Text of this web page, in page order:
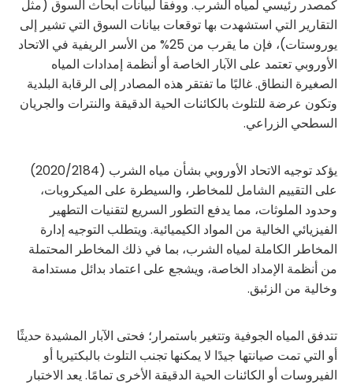
كمصدر رئيسي لمياه الشرب. ووفقاً لبيانات أبحاث السوق (مثل
التقارير التي استشهدت بها توقعات بيانات السوق التي تشير إلى
يوروستات)، فإن ما يقرب من 25% من الأسر الريفية في الاتحاد
الأوروبي تعتمد على الآبار الخاصة أو أنظمة إمدادات المياه
الصغيرة النطاق. غالبًا ما تفتقر هذه المصادر إلى الرقابة البلدية
وتكون عرضة للتلوث بالكائنات الحية الدقيقة والنترات والجريان
السطحي الزراعي.
يؤكد توجيه الاتحاد الأوروبي بشأن مياه الشرب (2020/2184)
على التقييم الشامل للمخاطر، والسيطرة على الميكروبات،
وحدود الملوثات، مما يدفع التطور السريع لتقنيات التطهير
الفيزيائي الخالية من المواد الكيميائية. ويتطلب التوجيه إدارة
المخاطر الكاملة لمياه الشرب، بما في ذلك المخاطر المحتملة
من أنظمة الإمداد الخاصة، ويشجع على اعتماد بدائل مستدامة
وخالية من الزئبق.
تتدفق المياه الجوفية وتتغير باستمرار؛ فحتى الآبار المشيدة حديثًا
أو التي تمت صيانتها جيدًا لا يمكنها تجنب التلوث بالبكتيريا أو
الفيروسات أو الكائنات الحية الدقيقة الأخرى تمامًا. يعد الاختبار